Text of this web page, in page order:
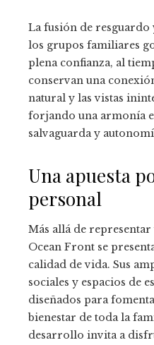
La fusión de
los grupos familiares
plena confianza, al
conservan una
natural y las vistas
forjando una armonía
salvaguarda y
Una apuesta
personal
Más allá de
Ocean Front se
calidad de vida. Sus
sociales y espacios de
diseñados para
bienestar de toda la
desarrollo invita a